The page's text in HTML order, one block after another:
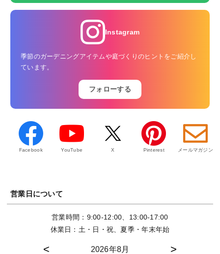
Instagram
季節のガーデニングアイテムや庭づくりのヒントをご紹介し
ています。
フォローする
Facebook YouTube X Pinterest メールマガジン
営業日について
営業時間：9:00-12:00、13:00-17:00
休業日：土・日・祝、夏季・年末年始
2026年8月